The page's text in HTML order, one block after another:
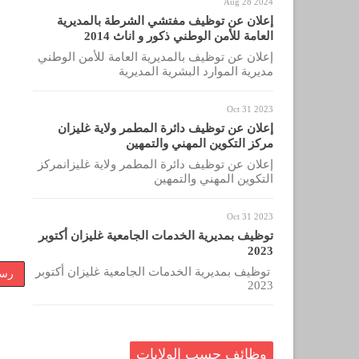
إعلان عن توظيف مفتشي الشرطة بالمديرية
العامة للأمن الوطني ذكور و اناث 2014
إعلان عن توظيف بالمديرية العامة للأمن الوطني
مديرية الموارد البشرية المديرية
Oct 31 2023
إعلان عن توظيف دائرة المطمر ولاية غليزان
مركز التكوين المهني والتمهين
إعلان عن توظيف دائرة المطمر ولاية غليزانمركز
التكوين المهني والتمهين
Oct 31 2023
توظيف بمديرية الخدمات الجامعية غليزان أكتوبر
2023
توظيف بمديرية الخدمات الجامعية غليزان أكتوبر
2023
وظائف حسب الولايات